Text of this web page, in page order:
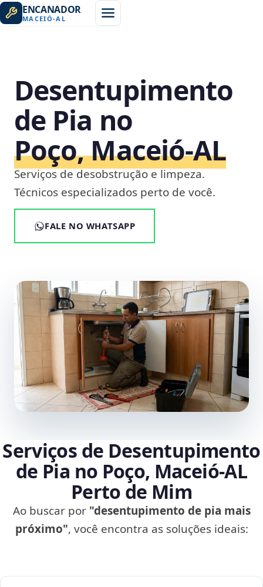
ENCANADOR
MACEIÓ-AL
Desentupimento
de Pia no
Poço, Maceió‑AL
Serviços de desobstrução e limpeza.
Técnicos especializados perto de você.
FALE NO WHATSAPP
Serviços de Desentupimento
de Pia no Poço, Maceió‑AL
Perto de Mim
Ao buscar por "desentupimento de pia mais
próximo", você encontra as soluções ideais: